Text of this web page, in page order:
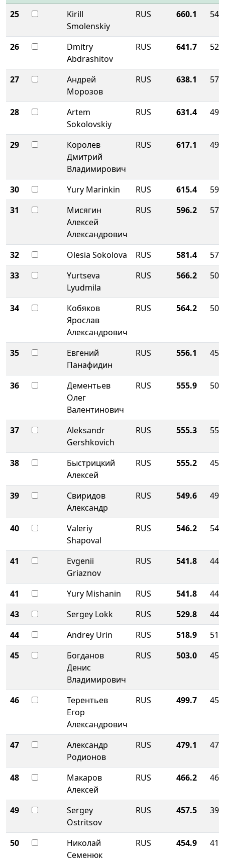
25
Kirill
Smolenskiy
RUS 660.1
26
Dmitry
Abdrashitov
RUS 641.7
27
Андрей
Морозов
RUS 638.1
28
Artem
Sokolovskiy
RUS 631.4
29
Королев
Дмитрий
Владимирович
RUS 617.1
30 Yury Marinkin RUS 615.4
31
Мисягин
Алексей
Александрович
RUS 596.2
32 Olesia Sokolova RUS 581.4
33
Yurtseva
Lyudmila
RUS 566.2
34
Кобяков
Ярослав
Александрович
RUS 564.2
35
Евгений
Панафидин
RUS 556.1
36
Дементьев
Олег
Валентинович
RUS 555.9
37
Aleksandr
Gershkovich
RUS 555.3
38
Быстрицкий
Алексей
RUS 555.2
39
Свиридов
Александр
RUS 549.6
40
Valeriy
Shapoval
RUS 546.2
41
Evgenii
Griaznov
RUS 541.8
41 Yury Mishanin RUS 541.8
43
Sergey Lokk RUS 529.8
44
Andrey Urin RUS 518.9
45
Богданов
Денис
Владимирович
RUS 503.0
46
Терентьев
Егор
Александрович
RUS 499.7
47
Александр
Родионов
RUS 479.1
48
Макаров
Алексей
RUS 466.2
49
Sergey
Ostritsov
RUS 457.5
50
Николай
Семенюк
RUS 454.9